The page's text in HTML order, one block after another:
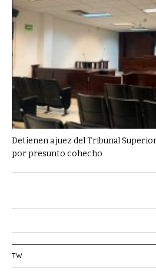
Detienen a juez del Tribunal
por presunto cohecho
TW